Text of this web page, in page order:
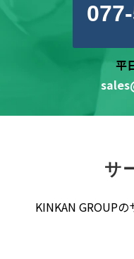
平
サ
KINKAN GROUPの